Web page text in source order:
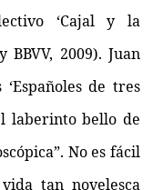
‘Cajal y la
2009). Juan
de tres
laberinto bello de
No es fácil
tan novelesca